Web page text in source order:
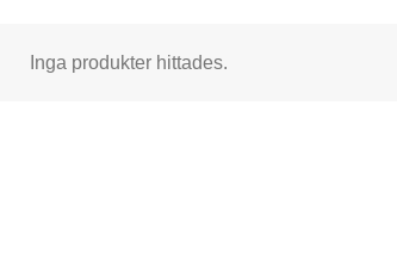
Inga produkter hittades.